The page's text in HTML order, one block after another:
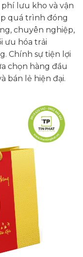
lưu kho và vận
quá trình đóng
chuyên nghiệp,
ưu hóa trải
Chính sự tiện lợi
chọn hàng đầu
bán lẻ hiện đại.